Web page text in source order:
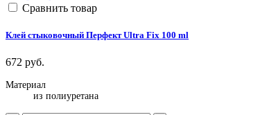
Сравнить товар
Клей стыковочный Перфект Ultra Fix 100 ml
672 руб.
Материал
из полиуретана